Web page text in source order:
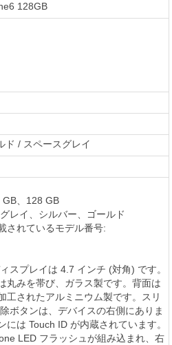
128GB
ド / スペースグレイ
、128 GB
レイ、シルバー、ゴールド
されているモデル番号:
スプレイは 4.7 インチ (対角) です。
丸みを帯び、ガラス製です。背面は
工されたアルミニウム製です。スリ
ボタンは、デバイスの右側にありま
には Touch ID が内蔵されています。
LED フラッシュが組み込まれ、右